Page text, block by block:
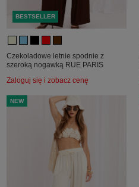
BESTSELLER
Czekoladowe letnie spodnie z
szeroką nogawką RUE PARIS
Zaloguj się i zobacz cenę
NEW